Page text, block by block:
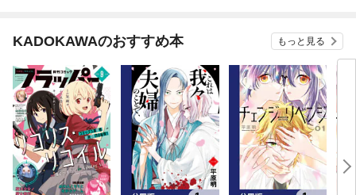
KADOKAWAのおすすめ本 もっと見る